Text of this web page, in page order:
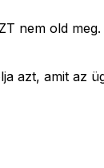
nem old
azt, amit az